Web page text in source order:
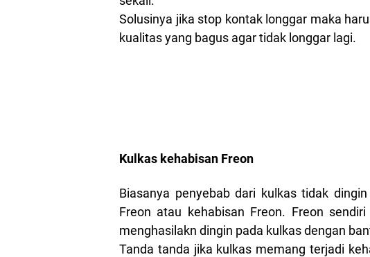
Solusinya jika stop kontak longgar maka
kualitas yang bagus agar tidak longgar lagi.
Kulkas kehabisan Freon
Biasanya penyebab dari kulkas tidak
Freon atau kehabisan Freon. Freon
menghasilakn dingin pada kulkas dengan
Tanda tanda jika kulkas memang terjadi